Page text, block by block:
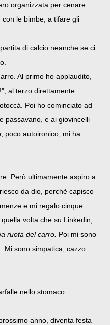
organizzata per cenare
le bimbe, a tifare gli
di calcio neanche se ci
Al primo ho applaudito,
al terzo direttamente
Poi ho cominciato ad
passavano, e ai giovincelli
poco autoironico, mi ha
Però ultimamente aspiro a
da dio, perchè capisco
e mi regalo cinque
volta che su Linkedin,
ruota del carro. Poi mi sono
sono simpatica, cazzo.
nello stomaco.
anno, diventa festa